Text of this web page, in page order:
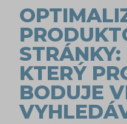
KTERÝ
BODUJE